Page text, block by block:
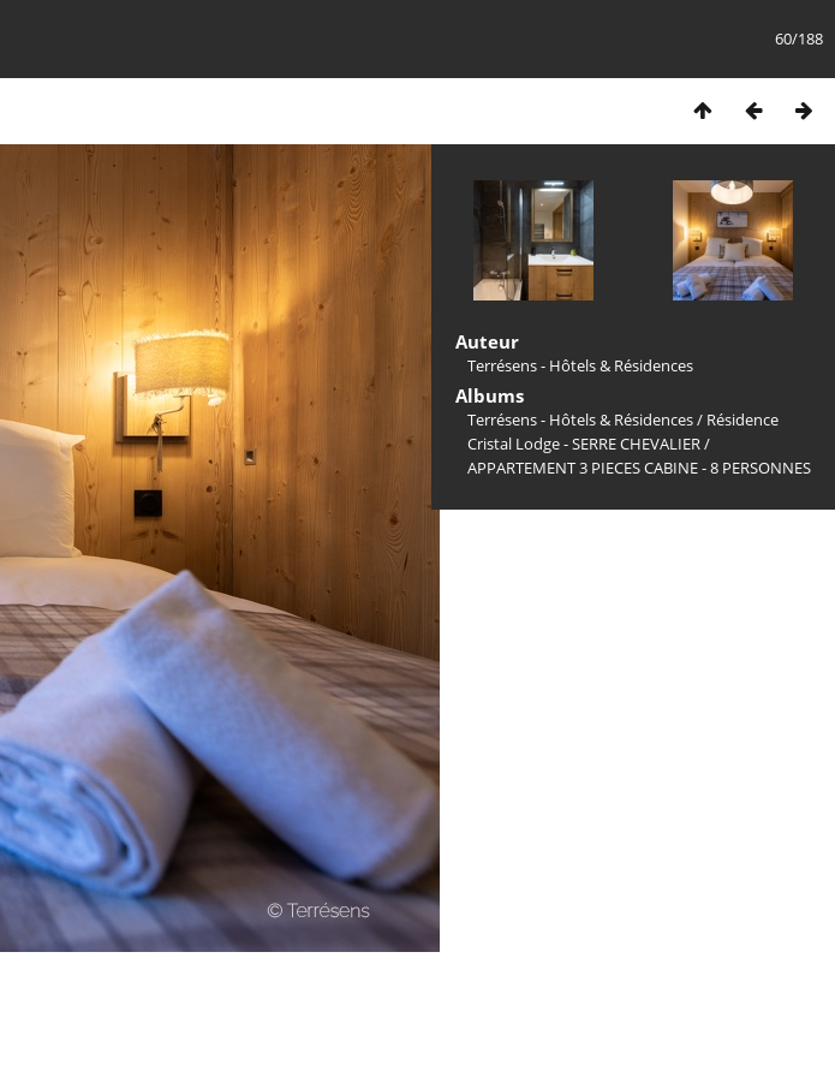
60/188
Auteur
Terrésens - Hôtels & Résidences
Albums
Terrésens - Hôtels & Résidences/ Résidence
Cristal Lodge - SERRE CHEVALIER/
APPARTEMENT 3 PIECES CABINE - 8 PERSONNES